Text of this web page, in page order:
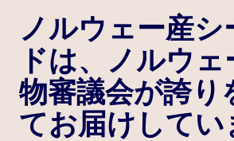
ノルウェー産シ
ドは、ノルウ
物審議会が誇り
てお届けしてい